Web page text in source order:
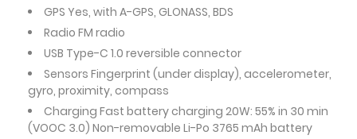
GPS Yes, with A-GPS, GLONASS, BDS
Radio FM radio
USB Type-C 1.0 reversible connector
Sensors Fingerprint (under display), accelerometer,
gyro, proximity, compass
Charging Fast battery charging 20W: 55% in 30 min
(VOOC 3.0) Non-removable Li-Po 3765 mAh battery